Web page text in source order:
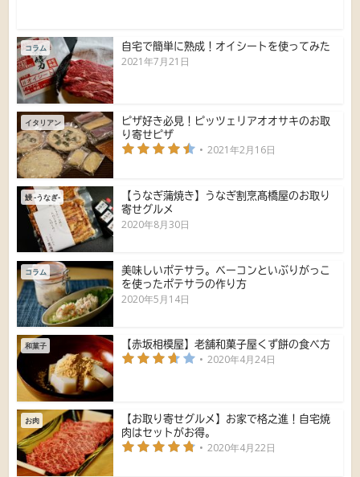
コラム 自宅で簡単に熟成！オイシートを使ってみた
2021年7月21日
イタリアン
ピザ好き必見！ピッツェリアオオサキのお取
り寄せピザ
2021年2月16日
鰻 -うなぎ-
【うなぎ蒲焼き】うなぎ割烹髙橋屋のお取り
寄せグルメ
2020年8月30日
コラム
美味しいポテサラ。ベーコンといぶりがっこ
を使ったポテサラの作り方
2020年5月14日
和菓子 【赤坂相模屋】老舗和菓子屋くず餅の食べ方
2020年4月24日
お肉
【お取り寄せグルメ】お家で格之進！自宅焼
肉はセットがお得。
2020年4月22日